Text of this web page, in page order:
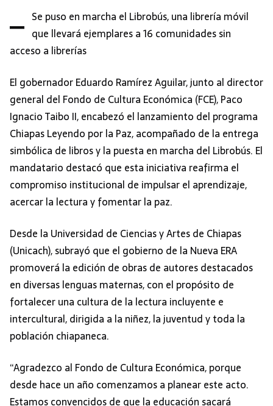
– Se puso en marcha el Librobús, una librería móvil
que llevará ejemplares a 16 comunidades sin
acceso a librerías
El gobernador Eduardo Ramírez Aguilar, junto al director
general del Fondo de Cultura Económica (FCE), Paco
Ignacio Taibo II, encabezó el lanzamiento del programa
Chiapas Leyendo por la Paz, acompañado de la entrega
simbólica de libros y la puesta en marcha del Librobús. El
mandatario destacó que esta iniciativa reafirma el
compromiso institucional de impulsar el aprendizaje,
acercar la lectura y fomentar la paz.
Desde la Universidad de Ciencias y Artes de Chiapas
(Unicach), subrayó que el gobierno de la Nueva ERA
promoverá la edición de obras de autores destacados
en diversas lenguas maternas, con el propósito de
fortalecer una cultura de la lectura incluyente e
intercultural, dirigida a la niñez, la juventud y toda la
población chiapaneca.
“Agradezco al Fondo de Cultura Económica, porque
desde hace un año comenzamos a planear este acto.
Estamos convencidos de que la educación sacará